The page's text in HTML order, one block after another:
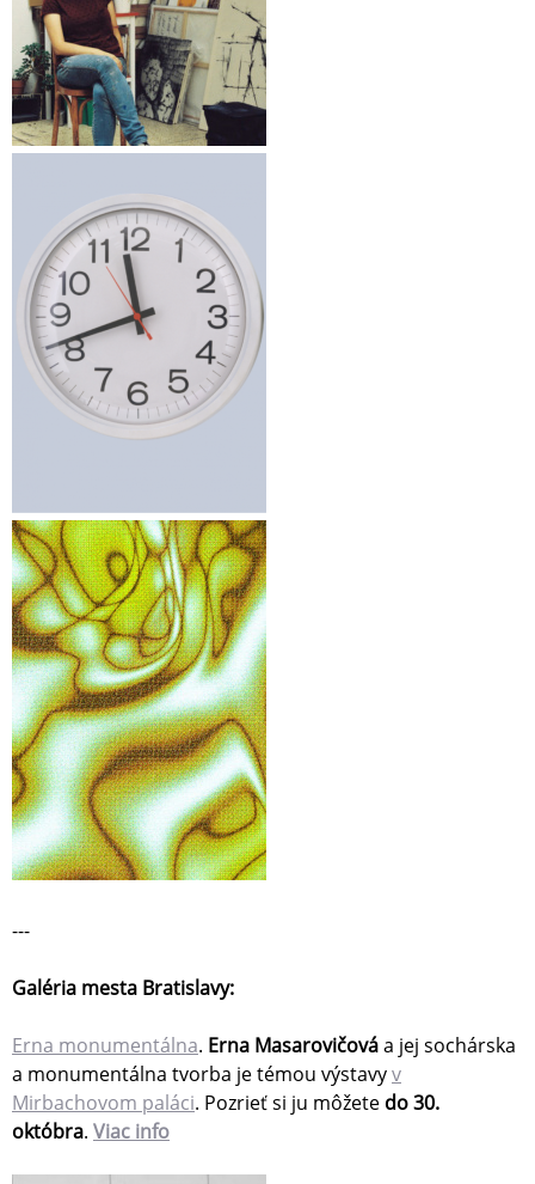
---
Galéria mesta Bratislavy:
Erna monumentálna. Erna Masarovičováa jej sochárska
a monumentálna tvorba je témou výstavyv
Mirbachovom paláci. Pozrieť si ju môžete do 30.
októbra. Viac info